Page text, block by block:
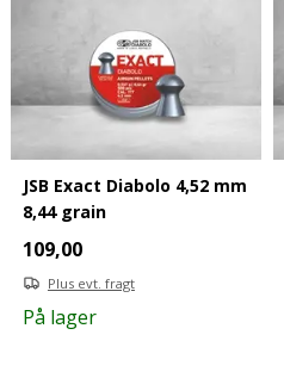
JSB Exact Diabolo 4,52 mm
8,44 grain
109,00
Plus evt. fragt
På lager